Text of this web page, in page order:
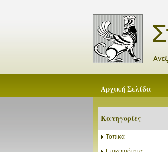
Αρχική Σελίδα
Κατηγορίες
Τοπικά